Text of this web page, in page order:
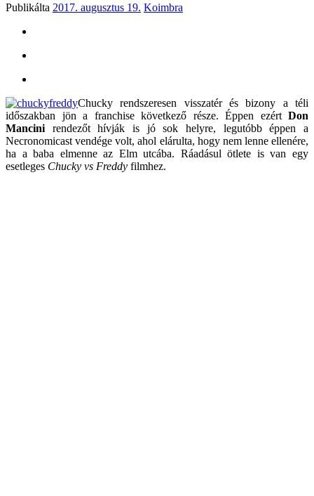
Publikálta 2017. augusztus 19. Koimbra
Chucky rendszeresen visszatér és bizony a téli
időszakban jön a franchise következő része. Éppen ezért Don
Mancini rendezőt hívják is jó sok helyre, legutóbb éppen a
Necronomicast vendége volt, ahol elárulta, hogy nem lenne ellenére,
ha a baba elmenne az Elm utcába. Ráadásul ötlete is van egy
esetleges Chucky vs Freddy filmhez.